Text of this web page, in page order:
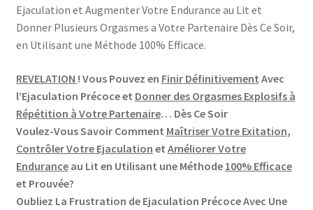
Ejaculation et Augmenter Votre Endurance au Lit et
Donner Plusieurs Orgasmes a Votre Partenaire Dès Ce Soir,
en Utilisant une Méthode 100% Efficace.
REVELATION ! Vous Pouvez en Finir Définitivement Avec
l’Ejaculation Précoce et Donner des Orgasmes Explosifs à
Répétition à Votre Partenaire… Dès Ce Soir
Voulez-Vous Savoir Comment Maîtriser Votre Exitation,
Contrôler Votre Ejaculation et Améliorer Votre
Enduranceau Lit en Utilisant une Méthode 100% Efficace
et Prouvée?
Oubliez La Frustration de Ejaculation Précoce Avec Une